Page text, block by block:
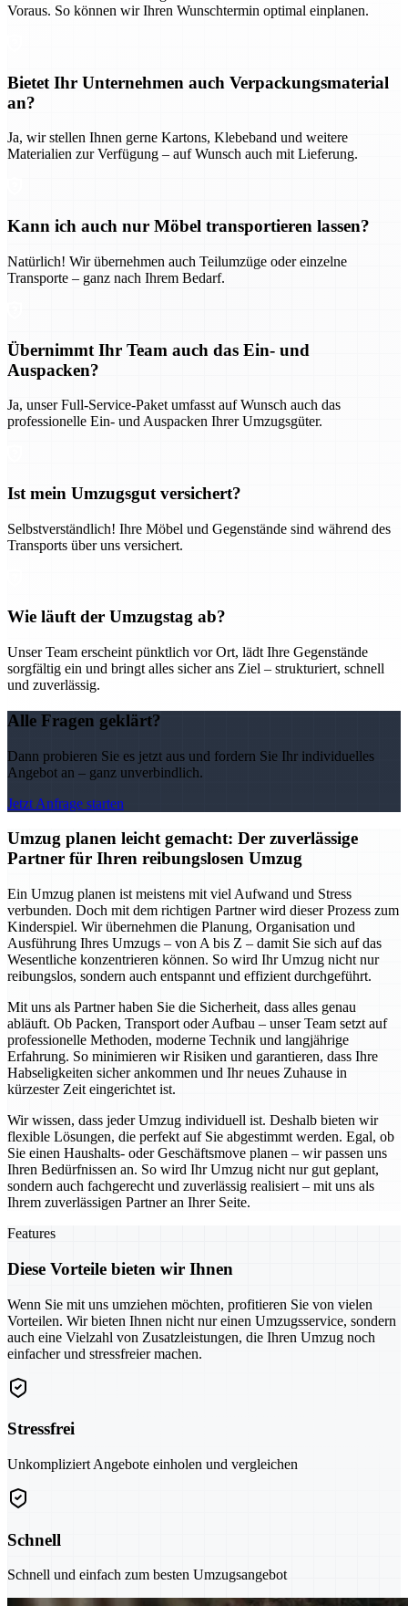
Voraus. So können wir Ihren Wunschtermin optimal einplanen.
Bietet Ihr Unternehmen auch Verpackungsmaterial
an?
Ja, wir stellen Ihnen gerne Kartons, Klebeband und weitere
Materialien zur Verfügung – auf Wunsch auch mit Lieferung.
Kann ich auch nur Möbel transportieren lassen?
Natürlich! Wir übernehmen auch Teilumzüge oder einzelne
Transporte – ganz nach Ihrem Bedarf.
Übernimmt Ihr Team auch das Ein- und
Auspacken?
Ja, unser Full-Service-Paket umfasst auf Wunsch auch das
professionelle Ein- und Auspacken Ihrer Umzugsgüter.
Ist mein Umzugsgut versichert?
Selbstverständlich! Ihre Möbel und Gegenstände sind während des
Transports über uns versichert.
Wie läuft der Umzugstag ab?
Unser Team erscheint pünktlich vor Ort, lädt Ihre Gegenstände
sorgfältig ein und bringt alles sicher ans Ziel – strukturiert, schnell
und zuverlässig.
Alle Fragen geklärt?
Dann probieren Sie es jetzt aus und fordern Sie Ihr individuelles
Angebot an – ganz unverbindlich.
Jetzt Anfrage starten
Umzug planen leicht gemacht: Der zuverlässige
Partner für Ihren reibungslosen Umzug
Ein Umzug planen ist meistens mit viel Aufwand und Stress
verbunden. Doch mit dem richtigen Partner wird dieser Prozess zum
Kinderspiel. Wir übernehmen die Planung, Organisation und
Ausführung Ihres Umzugs – von A bis Z – damit Sie sich auf das
Wesentliche konzentrieren können. So wird Ihr Umzug nicht nur
reibungslos, sondern auch entspannt und effizient durchgeführt.
Mit uns als Partner haben Sie die Sicherheit, dass alles genau
abläuft. Ob Packen, Transport oder Aufbau – unser Team setzt auf
professionelle Methoden, moderne Technik und langjährige
Erfahrung. So minimieren wir Risiken und garantieren, dass Ihre
Habseligkeiten sicher ankommen und Ihr neues Zuhause in
kürzester Zeit eingerichtet ist.
Wir wissen, dass jeder Umzug individuell ist. Deshalb bieten wir
flexible Lösungen, die perfekt auf Sie abgestimmt werden. Egal, ob
Sie einen Haushalts- oder Geschäftsmove planen – wir passen uns
Ihren Bedürfnissen an. So wird Ihr Umzug nicht nur gut geplant,
sondern auch fachgerecht und zuverlässig realisiert – mit uns als
Ihrem zuverlässigen Partner an Ihrer Seite.
Features
Diese Vorteile bieten wir Ihnen
Wenn Sie mit uns umziehen möchten, profitieren Sie von vielen
Vorteilen. Wir bieten Ihnen nicht nur einen Umzugsservice, sondern
auch eine Vielzahl von Zusatzleistungen, die Ihren Umzug noch
einfacher und stressfreier machen.
Stressfrei
Unkompliziert Angebote einholen und vergleichen
Schnell
Schnell und einfach zum besten Umzugsangebot